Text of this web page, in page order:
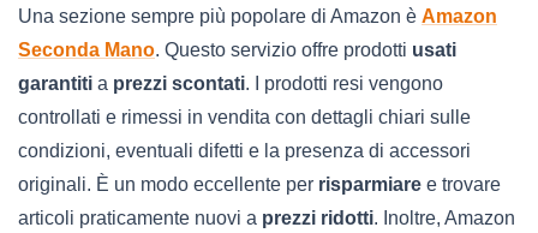
Una sezione sempre più popolare di Amazon è Amazon
Seconda Mano. Questo servizio offre prodotti usati
garantiti a prezzi scontati. I prodotti resi vengono
controllati e rimessi in vendita con dettagli chiari sulle
condizioni, eventuali difetti e la presenza di accessori
originali. È un modo eccellente per risparmiare e trovare
articoli praticamente nuovi a prezzi ridotti. Inoltre, Amazon